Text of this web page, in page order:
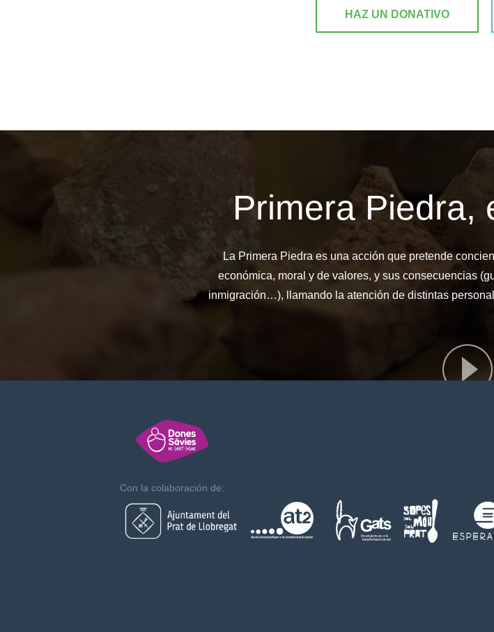
HAZ UN DONATIVO
Primera Piedra,
La Primera Piedra es una acción que pretende
económica, moral y de valores, y sus consecuencias
inmigración…), llamando la atención de distintas
Con la colaboración de: